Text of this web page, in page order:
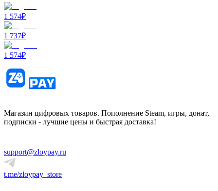
1 574₽
1 737₽
1 574₽
Магазин цифровых товаров. Пополнение Steam, игры, донат,
подписки - лучшие цены и быстрая доставка!
support@zloypay.ru
t.me/zloypay_store